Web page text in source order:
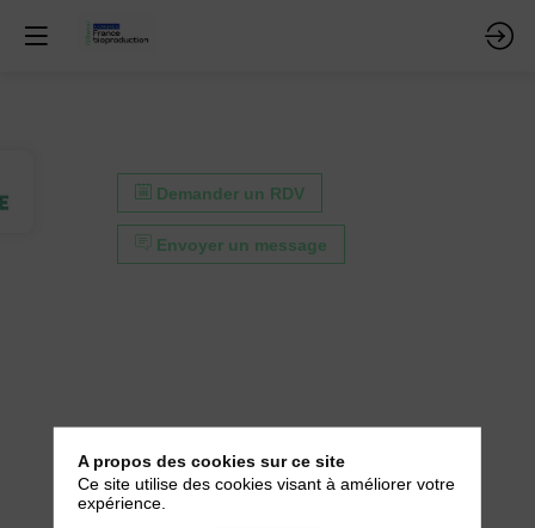
Demander un RDV
Envoyer un message
Envoyer un message
A propos des cookies sur ce site
Ce site utilise des cookies visant à améliorer votre
expérience.